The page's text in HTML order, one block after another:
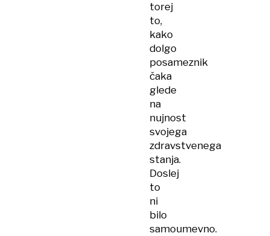
torej
to,
kako
dolgo
posameznik
čaka
glede
na
nujnost
svojega
zdravstvenega
stanja.
Doslej
to
ni
bilo
samoumevno.